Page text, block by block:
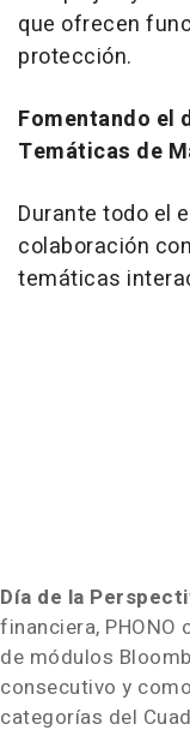
que ofrecen
protección.
Fomentando el
Temáticas de
Durante todo el
colaboración
temáticas
Día de la
financiera,
de módulos
consecutivo y
categorías del